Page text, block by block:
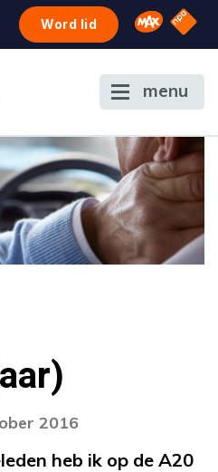
Word lid Omroep
NPO
menu
2016
heb ik op de A20